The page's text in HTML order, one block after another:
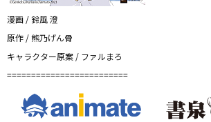
漫画 / 鈴風 澄
原作 / 熊乃げん骨
キャラクター原案 / ファルまろ
=========================